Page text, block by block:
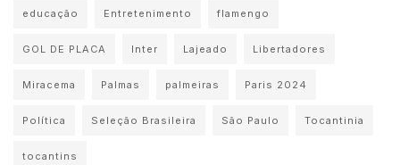
educação Entretenimento flamengo
GOL DE PLACA Inter Lajeado Libertadores
Miracema Palmas palmeiras Paris 2024
Política Seleção Brasileira São Paulo Tocantinia
tocantins